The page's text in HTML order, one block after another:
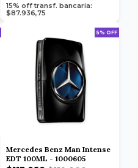
15% off transf. bancaria:
$87.936,75
5% OFF
Mercedes Benz Man Intense
EDT 100ML - 1000605